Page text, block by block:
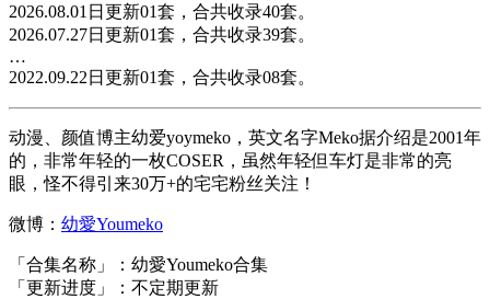
2026.08.01日更新01套，合共收录40套。
2026.07.27日更新01套，合共收录39套。
…
2022.09.22日更新01套，合共收录08套。
动漫、颜值博主幼爱yoymeko，英文名字Meko据介绍是2001年
的，非常年轻的一枚COSER，虽然年轻但车灯是非常的亮
眼，怪不得引来30万+的宅宅粉丝关注！
微博： 幼愛Youmeko
「合集名称」：幼愛Youmeko合集
「更新进度」：不定期更新